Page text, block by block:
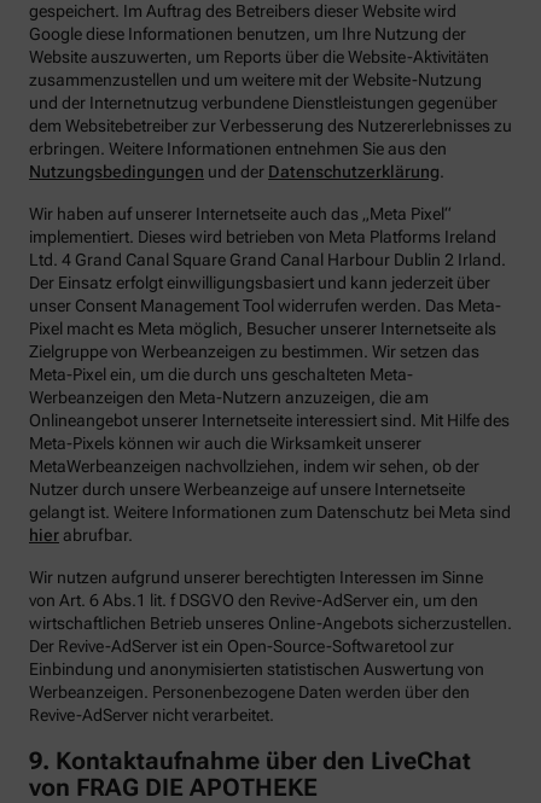
gespeichert. Im Auftrag des Betreibers dieser Website wird
Google diese Informationen benutzen, um Ihre Nutzung der
Website auszuwerten, um Reports über die Website-Aktivitäten
zusammenzustellen und um weitere mit der Website-Nutzung
und der Internetnutzug verbundene Dienstleistungen gegenüber
dem Websitebetreiber zur Verbesserung des Nutzererlebnisses zu
erbringen. Weitere Informationen entnehmen Sie aus den
Nutzungsbedingungen und der Datenschutzerklärung.
Wir haben auf unserer Internetseite auch das „Meta Pixel“
implementiert. Dieses wird betrieben von Meta Platforms Ireland
Ltd. 4 Grand Canal Square Grand Canal Harbour Dublin 2 Irland.
Der Einsatz erfolgt einwilligungsbasiert und kann jederzeit über
unser Consent Management Tool widerrufen werden. Das Meta-
Pixel macht es Meta möglich, Besucher unserer Internetseite als
Zielgruppe von Werbeanzeigen zu bestimmen. Wir setzen das
Meta-Pixel ein, um die durch uns geschalteten Meta-
Werbeanzeigen den Meta-Nutzern anzuzeigen, die am
Onlineangebot unserer Internetseite interessiert sind. Mit Hilfe des
Meta-Pixels können wir auch die Wirksamkeit unserer
MetaWerbeanzeigen nachvollziehen, indem wir sehen, ob der
Nutzer durch unsere Werbeanzeige auf unsere Internetseite
gelangt ist. Weitere Informationen zum Datenschutz bei Meta sind
hier abrufbar.
Wir nutzen aufgrund unserer berechtigten Interessen im Sinne
von Art. 6 Abs.1 lit. f DSGVO den Revive-AdServer ein, um den
wirtschaftlichen Betrieb unseres Online-Angebots sicherzustellen.
Der Revive-AdServer ist ein Open-Source-Softwaretool zur
Einbindung und anonymisierten statistischen Auswertung von
Werbeanzeigen. Personenbezogene Daten werden über den
Revive-AdServer nicht verarbeitet.
9. Kontaktaufnahme über den LiveChat
von FRAG DIE APOTHEKE